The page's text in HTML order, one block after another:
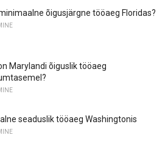
õigusjärgne tööaeg Floridas?
Marylandi õiguslik tööaeg
seaduslik tööaeg Washingtonis